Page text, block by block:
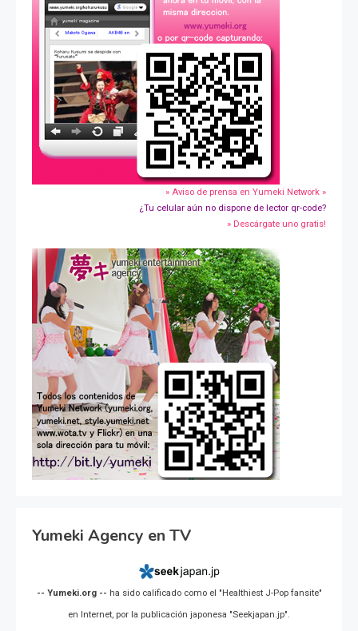
» Aviso de prensa en Yumeki Network »
¿Tu celular aún no dispone de lector qr-code?
» Descárgate uno gratis!
Yumeki Agency en TV
-- Yumeki.org -- ha sido calificado como el "Healthiest J-Pop fansite"
en Internet, por la publicación japonesa "Seekjapan.jp".